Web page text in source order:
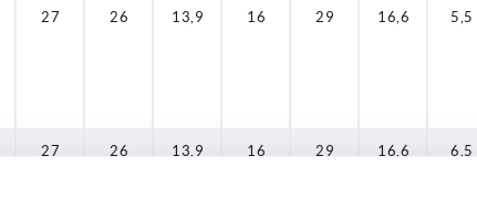
27 26 13,9 16 29 16,6 5,5
27 26 13,9 16 29 16,6 6,5
33 28 16 17 33 17,5 5,5
33 28 16 17 33 17,5 6,5
42 31 19,9 18 36 18,3 6,5
42 31 19,9 18 36 18,3 6,5
51 36 19,9 19 39 19,3 6,5
51 36 19,9 19 39 19,3 8
58 36 25,2 20 40 20,2 6,5
58 36 25,2 20 40 20,2 8
73 42 25,2 24 45 24,3 8
73 42 25,2 24 45 24,3 8
27 26 13,9 16 29 16,6 5,5
27 26 13,9 16 29 16,6 6,5
33 28 16 17 33 17,5 5,5
33 28 16 17 33 17,5 6,5
42 31 19,9 18 36 18,3 6,5
42 31 19,9 18 36 18,3 6,5
51 36 19,9 19 39 19,3 6,5
51 36 19,9 19 39 19,3 8
58 36 25,2 20 40 20,2 6,5
58 36 25,2 20 40 20,2 8
73 42 25,2 24 45 24,3 8
73 42 25,2 24 45 24,3 8
27 26 13,9 16 29 16,6 5,5
27 26 13,9 16 29 16,6 5,5
27 26 13,9 16 29 16,6 6,5